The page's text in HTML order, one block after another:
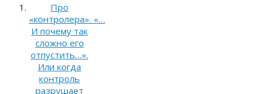
Про
«контролера». «…
И почему так
сложно его
отпустить…».
Или когда
контроль
разрушает